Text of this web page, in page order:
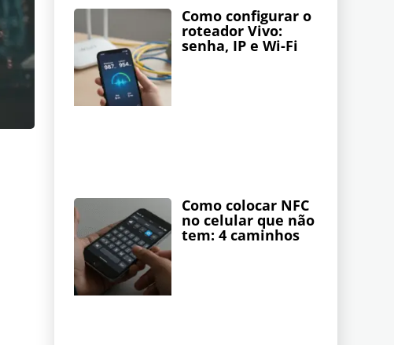
Como configurar o
roteador Vivo:
senha, IP e Wi-Fi
Como colocar NFC
no celular que não
tem: 4 caminhos